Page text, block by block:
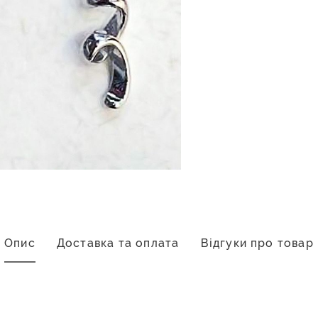
Опис Доставка та оплата Відгуки про товар